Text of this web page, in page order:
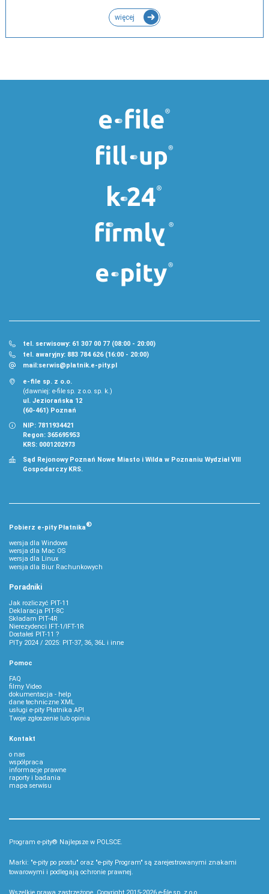
więcej
tel. serwisowy: 61 307 00 77 (08:00 - 20:00)
tel. awaryjny: 883 784 626 (16:00 - 20:00)
mail:serwis@platnik.e-pity.pl
e-file sp. z o.o.
(dawniej: e-file sp. z o.o. sp. k.)
ul. Jeziorańska 12
(60-461) Poznań
NIP: 7811934421
Regon: 365695953
KRS: 0001202973
Sąd Rejonowy Poznań Nowe Miasto i Wilda w Poznaniu Wydział VIII
Gospodarczy KRS.
Pobierz e‑pity Płatnika®
wersja dla Windows
wersja dla Mac OS
wersja dla Linux
wersja dla Biur Rachunkowych
Poradniki
Jak rozliczyć PIT-11
Deklaracja PIT-8C
Składam PIT-4R
Nierezydenci IFT-1/IFT-1R
Dostałeś PIT-11 ?
PITy 2024 / 2025: PIT-37, 36, 36L i inne
Pomoc
FAQ
filmy Video
dokumentacja - help
dane techniczne XML
usługi e-pity Płatnika API
Twoje zgłoszenie lub opinia
Kontakt
o nas
współpraca
informacje prawne
raporty i badania
mapa serwisu
Program e-pity® Najlepsze w POLSCE.
Marki: "e-pity po prostu" oraz "e-pity Program" są zarejestrowanymi znakami
towarowymi i podlegają ochronie prawnej.